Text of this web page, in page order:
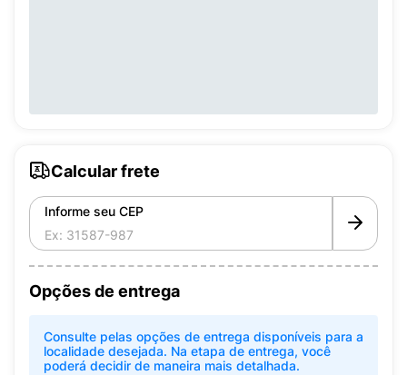
Calcular frete
Informe seu CEP
Opções de entrega
Consulte pelas opções de entrega disponíveis para a
localidade desejada. Na etapa de entrega, você
poderá decidir de maneira mais detalhada.